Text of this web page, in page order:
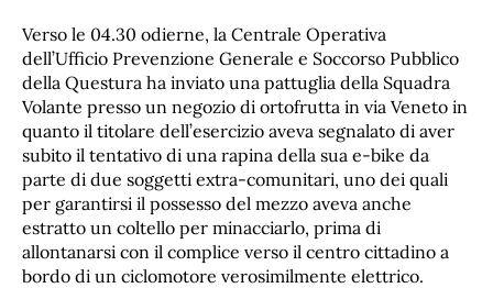
Verso le 04.30 odierne, la Centrale Operativa
dell’Ufficio Prevenzione Generale e Soccorso Pubblico
della Questura ha inviato una pattuglia della Squadra
Volante presso un negozio di ortofrutta in via Veneto in
quanto il titolare dell’esercizio aveva segnalato di aver
subito il tentativo di una rapina della sua e-bike da
parte di due soggetti extra-comunitari, uno dei quali
per garantirsi il possesso del mezzo aveva anche
estratto un coltello per minacciarlo, prima di
allontanarsi con il complice verso il centro cittadino a
bordo di un ciclomotore verosimilmente elettrico.